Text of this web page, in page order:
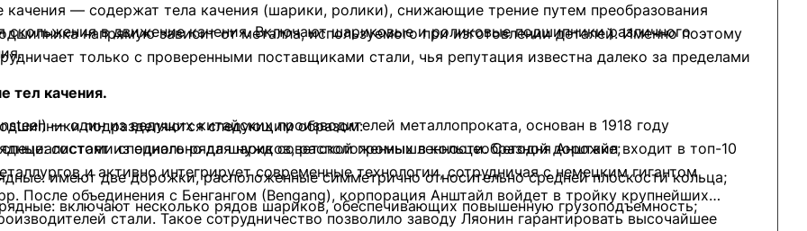
качения — содержат тела качения (шарики, ролики), снижающие трение путем преобразования
скольжения в движение качения. Включают шариковые и роликовые подшипники различного
тел качения.
подразделяются следующим образом:
состоят из одного ряда шариков, расположенных в кольцеобразной дорожке;
имеют две дорожки, расположенные симметрично относительно средней плоскости кольца;
включают несколько рядов шариков, обеспечивающих повышенную грузоподъемность;
напрямую зависит от металла, используемого при изготовлении деталей. Именно поэтому
только с проверенными поставщиками стали, чья репутация известна далеко за пределами
— один из ведущих китайских производителей металлопроката, основан в 1918 году
специально для нужд советской промышленности. Сегодня Анштайл входит в топ-10
и активно интегрирует современные технологии, сотрудничая с немецким гигантом
После объединения с Бенгангом (Bengang), корпорация Анштайл войдет в тройку крупнейших
стали. Такое сотрудничество позволило заводу Ляонин гарантировать высочайшее